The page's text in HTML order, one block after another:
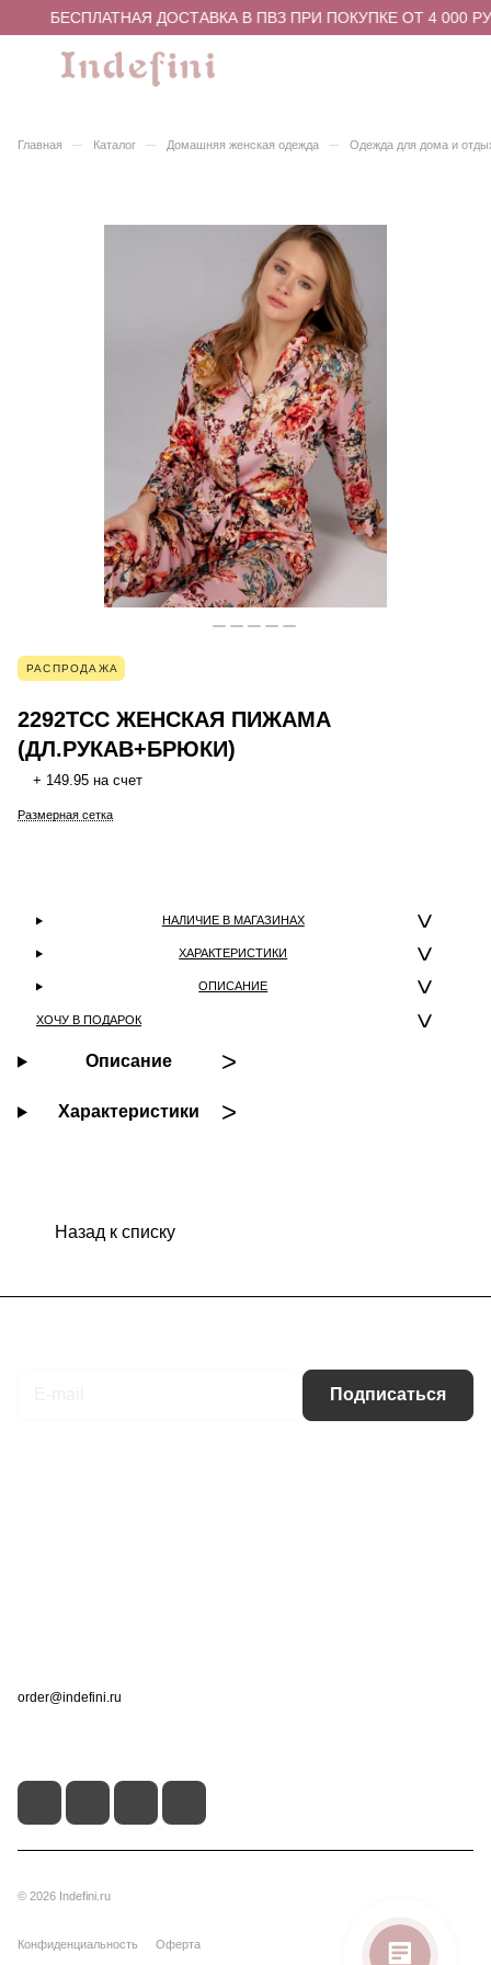
БЕСПЛАТНАЯ ДОСТАВКА В ПВЗ ПРИ ПОКУПКЕ ОТ 4 000
Главная – Каталог – Домашняя женская одежда – Одежда для дома и
РАСПРОДАЖА
2292TCC ЖЕНСКАЯ ПИЖАМА
(ДЛ.РУКАВ+БРЮКИ)
+ 149.95 на счет
Размерная сетка
НАЛИЧИЕ В МАГАЗИНАХ
ХАРАКТЕРИСТИКИ
ОПИСАНИЕ
ХОЧУ В ПОДАРОК
Описание
Характеристики
Назад к списку
Подписаться
order@indefini.ru
© 2026 Indefini.ru
Конфиденциальность Оферта